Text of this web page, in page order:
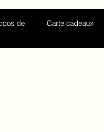
de Carte cadeaux